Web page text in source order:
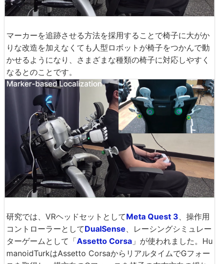
マーカーを追跡させる方法を採用することで椅子に大がか
りな改造を加えなくても人型ロボットが椅子をつかんで動
かせるようになり、さまざまな種類の椅子に対応しやすく
なるとのことです。
研究では、VRヘッドセットとしてMeta Quest 3、操作用
コントローラーとしてDualSense、レーシングシミュレー
ターゲームとして「Assetto Corsa 」が使われました。Hu
manoidTurkはAssetto CorsaからリアルタイムでGフォー